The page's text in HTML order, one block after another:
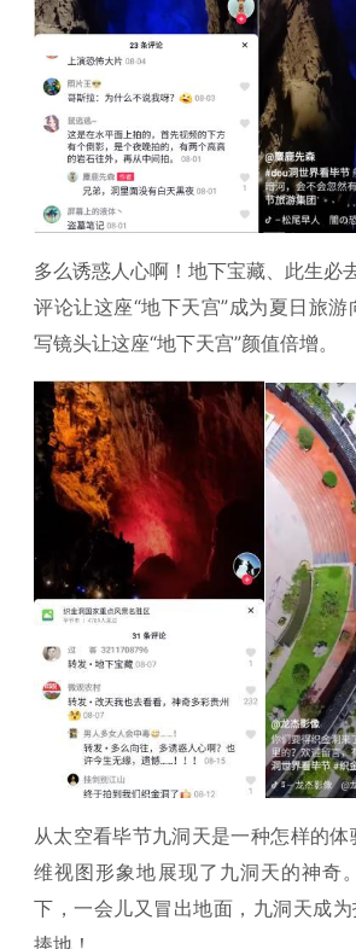
多么诱惑人心啊！地下宝藏、此生必
评论让这座“地下天宫”成为夏日旅
写镜头让这座“地下天宫”颜值倍增。
从太空看毕节九洞天是一种怎样的
维视图形象地展现了九洞天的神奇
下，一会儿又冒出地面，九洞天成为